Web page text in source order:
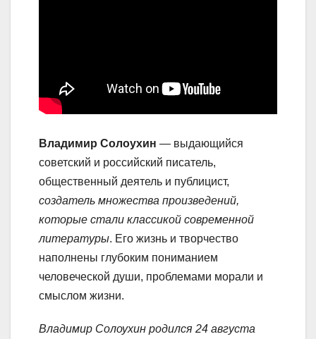
Владимир Солоухин — выдающийся
советский и российский писатель,
общественный деятель и публицист,
создатель множества произведений,
которые стали классикой современной
литературы. Его жизнь и творчество
наполнены глубоким пониманием
человеческой души, проблемами морали и
смыслом жизни.
Владимир Солоухин родился 24 августа